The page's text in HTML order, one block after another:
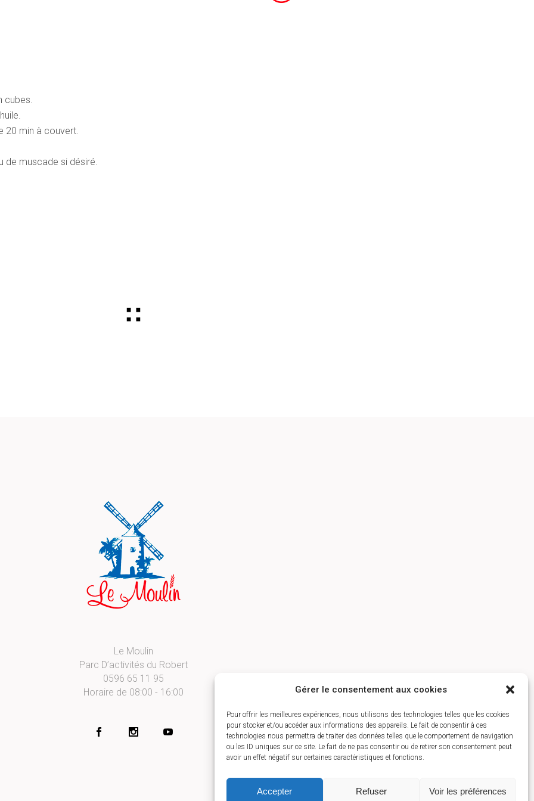
Gérer le consentement aux cookies
Pour offrir les meilleures expériences, nous utilisons des technologies telles que les cookies
pour stocker et/ou accéder aux informations des appareils. Le fait de consentir à ces
technologies nous permettra de traiter des données telles que le comportement de navigation
ou les ID uniques sur ce site. Le fait de ne pas consentir ou de retirer son consentement peut
avoir un effet négatif sur certaines caractéristiques et fonctions.
Accepter Refuser Voir les préférences
cubes.
20 min à couvert.
de muscade si désiré.
Le Moulin
Parc D’activités du Robert
0596 65 11 95
Horaire de 08:00 - 16:00